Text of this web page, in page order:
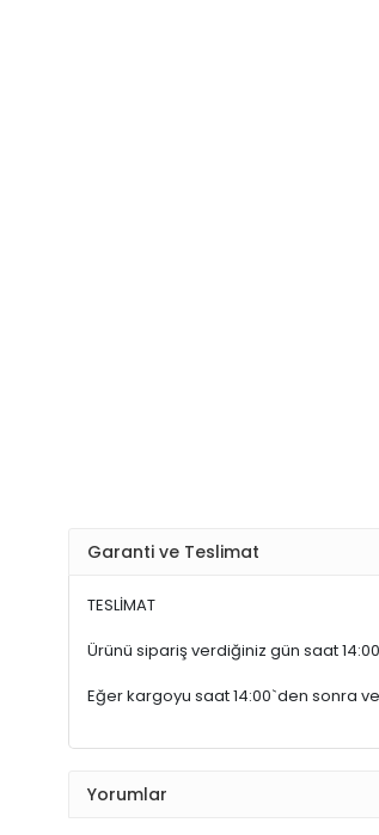
Garanti ve Teslimat
TESLİMAT
Ürünü sipariş verdiğiniz gün saat
Eğer kargoyu saat 14:00`den sonra
Yorumlar